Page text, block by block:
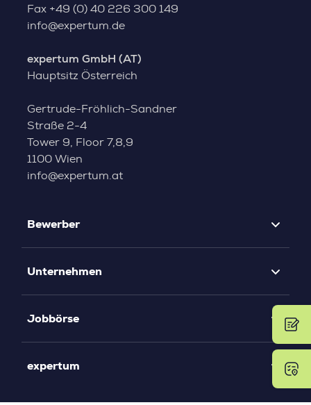
Fax +49 (0) 40 226 300 149
info@expertum.de
expertum GmbH (AT)
Hauptsitz Österreich
Gertrude-Fröhlich-Sandner
Straße 2-4
Tower 9, Floor 7,8,9
1100 Wien
info@expertum.at
Bewerber
Unternehmen
Jobbörse
expertum